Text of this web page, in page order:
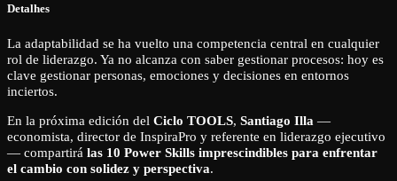
Detalhes
La adaptabilidad se ha vuelto una competencia central en cualquier
rol de liderazgo. Ya no alcanza con saber gestionar procesos: hoy es
clave gestionar personas, emociones y decisiones en entornos
inciertos.
En la próxima edición del Ciclo TOOLS, Santiago Illa —
economista, director de InspiraPro y referente en liderazgo ejecutivo
— compartirá las 10 Power Skills imprescindibles para enfrentar
el cambio con solidez y perspectiva.